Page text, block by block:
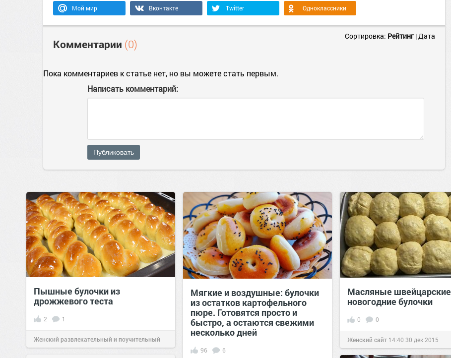
Мой мир Вконтакте Twitter Одноклассники
Комментарии (0)
Сортировка: Рейтинг|Дата
Пока комментариев к статье нет, но вы можете стать первым.
Написать комментарий:
Публиковать
Пышные булочки из
дрожжевого теста
2 1
Женский развлекательный и поучительный
Мягкие и воздушные: булочки
из остатков картофельного
пюре. Готовятся просто и
быстро, а остаются свежими
несколько дней
96 6
Масляные швейцарские
новогодние булочки
0 0
Женский сайт 14:40 30 дек 2015